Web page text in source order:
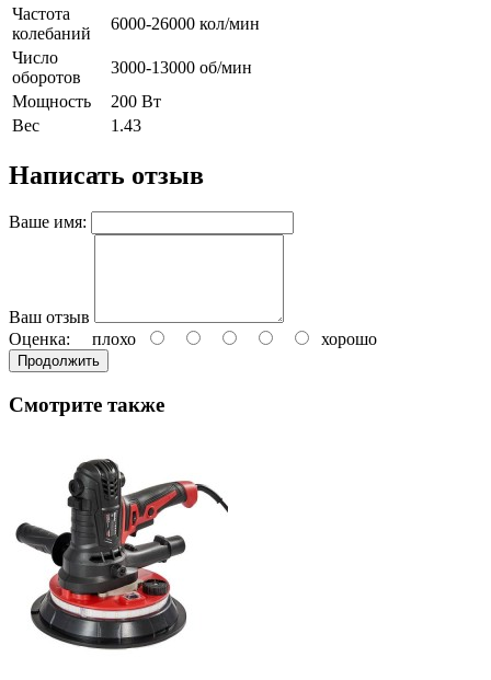
Частота
колебаний
6000-26000 кол/мин
Число
оборотов
3000-13000 об/мин
Мощность
200 Вт
Вес
1.43
Написать отзыв
Ваше имя:
Ваш отзыв
Оценка: плохо хорошо
Продолжить
Смотрите также